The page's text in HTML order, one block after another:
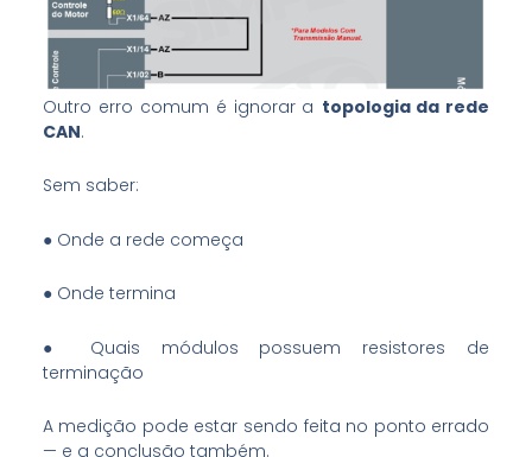
Outro erro comum é ignorar a topologia da rede
CAN.
Sem saber:
● Onde a rede começa
● Onde termina
● Quais módulos possuem resistores de
terminação
A medição pode estar sendo feita no ponto errado
— e a conclusão também.